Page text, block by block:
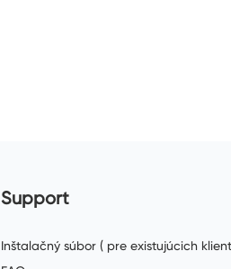
Support
Inštalačný súbor ( pre existujúcich